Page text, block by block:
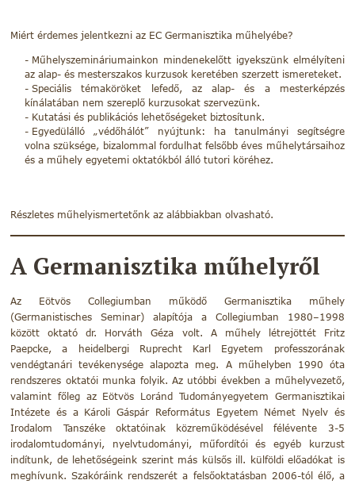
Miért érdemes jelentkezni az EC Germanisztika műhelyébe?
Műhelyszemináriumainkon mindenekelőtt igyekszünk elmélyíteni
az alap- és mesterszakos kurzusok keretében szerzett ismereteket.
Speciális témaköröket lefedő, az alap- és a mesterképzés
kínálatában nem szereplő kurzusokat szervezünk.
Kutatási és publikációs lehetőségeket biztosítunk.
Egyedülálló „védőhálót” nyújtunk: ha tanulmányi segítségre
volna szüksége, bizalommal fordulhat felsőbb éves műhelytársaihoz
és a műhely egyetemi oktatókból álló tutori köréhez.
Részletes műhelyismertetőnk az alábbiakban olvasható.
A Germanisztika műhelyről
Az Eötvös Collegiumban működő Germanisztika műhely
(Germanistisches Seminar) alapítója a Collegiumban 1980–1998
között oktató dr. Horváth Géza volt. A műhely létrejöttét Fritz
Paepcke, a heidelbergi Ruprecht Karl Egyetem professzorának
vendégtanári tevékenysége alapozta meg. A műhelyben 1990 óta
rendszeres oktatói munka folyik. Az utóbbi években a műhelyvezető,
valamint főleg az Eötvös Loránd Tudományegyetem Germanisztikai
Intézete és a Károli Gáspár Református Egyetem Német Nyelv és
Irodalom Tanszéke oktatóinak közreműködésével félévente 3-5
irodalomtudományi, nyelvtudományi, műfordítói és egyéb kurzust
indítunk, de lehetőségeink szerint más külsős ill. külföldi előadókat is
meghívunk. Szakóráink rendszerét a felsőoktatásban 2006-tól élő, a